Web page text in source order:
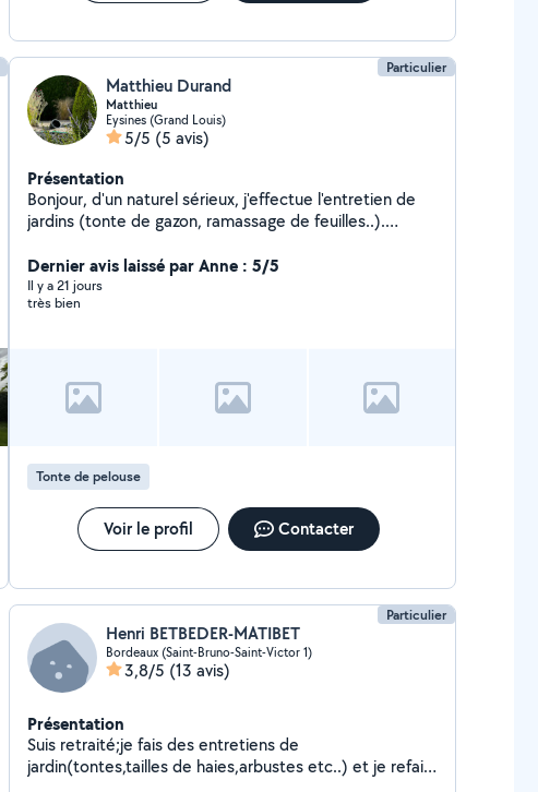
Particulier
Matthieu Durand
Matthieu
Eysines (Grand Louis)
5/5 (5 avis)
Présentation
Bonjour, d'un naturel sérieux, j'effectue l'entretien de
jardins (tonte de gazon, ramassage de feuilles..).
travaux Location de Karcher 170 bars : me contacter
N'hésitez pas à me contacter pour en discuter.
Dernier avis laissé par Anne : 5/5
Il y a 21 jours
très bien
Tonte de pelouse
Voir le profil Contacter
Particulier
Henri BETBEDER-MATIBET
Bordeaux (Saint-Bruno-Saint-Victor 1)
3,8/5 (13 avis)
Présentation
Suis retraité;je fais des entretiens de
jardin(tontes,tailles de haies,arbustes etc..) et je refais